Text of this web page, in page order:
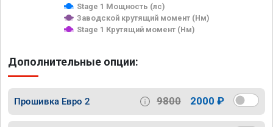
Stage 1 Мощность (лс)
Заводской крутящий момент (Нм)
Stage 1 Крутящий момент (Нм)
Дополнительные опции:
Прошивка Евро 2 9800 2000 ₽